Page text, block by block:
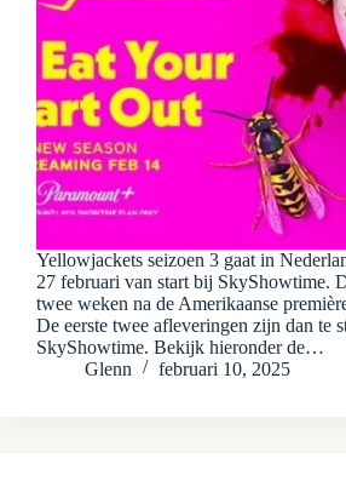
Yellowjackets seizoen 3 gaat in
27 februari van start bij SkyShowtime.
twee weken na de Amerikaanse
De eerste twee afleveringen zijn dan te
SkyShowtime. Bekijk hieronder de…
Glenn
februari 10, 2025